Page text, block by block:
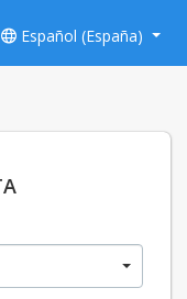
Español (España)